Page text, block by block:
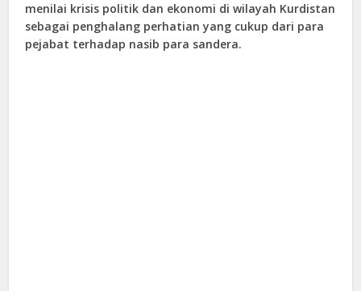
menilai krisis politik dan ekonomi di wilayah Kurdistan
sebagai penghalang perhatian yang cukup dari para
pejabat terhadap nasib para sandera.